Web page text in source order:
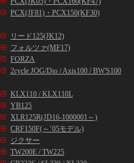
PCX(JF81)・PCX150(KF30)
リード125(JK12)
フォルツァ(MF17)
FORZA
2cycle JOG/Dio / Axis100 / BW'S100
KLX110 / KLX110L
YB125
XLR125R(JD16-1000001～)
CRF150F(～’05モデル)
ジクサー
TW200E / TW225